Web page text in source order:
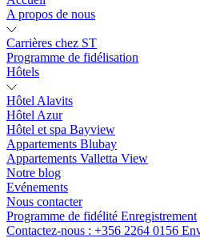
A propos de nous
Carrières chez ST
Programme de fidélisation
Hôtels
Hôtel Alavits
Hôtel Azur
Hôtel et spa Bayview
Appartements Blubay
Appartements Valletta View
Notre blog
Evénements
Nous contacter
Programme de fidélité Enregistrement
Contactez-nous : +356 2264 0156